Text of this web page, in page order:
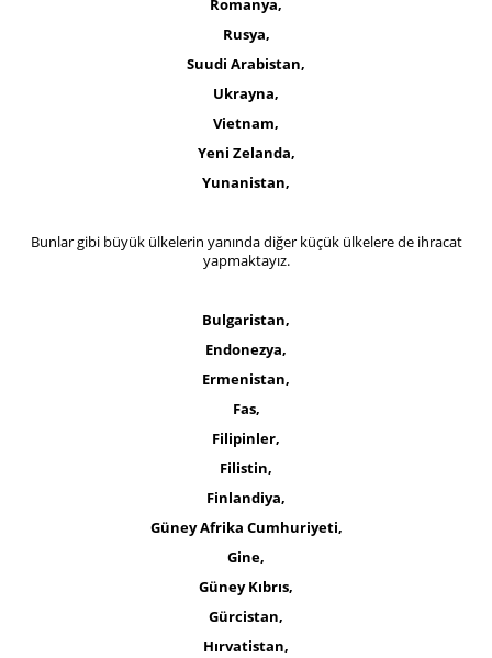
Romanya,
Rusya,
Suudi Arabistan,
Ukrayna,
Vietnam,
Yeni Zelanda,
Yunanistan,
Bunlar gibi büyük ülkelerin yanında diğer küçük ülkelere de ihracat
yapmaktayız.
Bulgaristan,
Endonezya,
Ermenistan,
Fas,
Filipinler,
Filistin,
Finlandiya,
Güney Afrika Cumhuriyeti,
Gine,
Güney Kıbrıs,
Gürcistan,
Hırvatistan,